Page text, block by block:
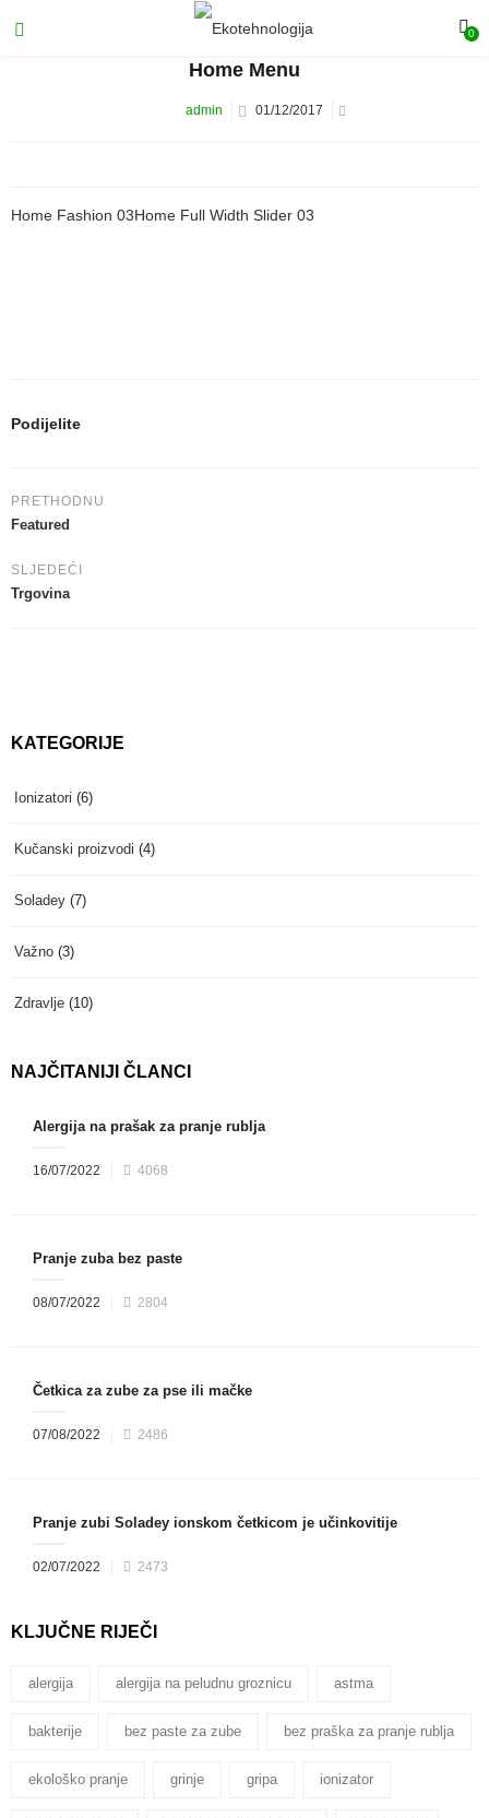
0
Home Menu
admin 01/12/2017
Home Fashion 03Home Full Width Slider 03
Podijelite
PRETHODNU
Featured
SLJEDEĆI
Trgovina
KATEGORIJE
Ionizatori (6)
Kučanski proizvodi (4)
Soladey (7)
Važno (3)
Zdravlje (10)
NAJČITANIJI ČLANCI
Alergija na prašak za pranje rublja
16/07/2022 4068
Pranje zuba bez paste
08/07/2022 2804
Četkica za zube za pse ili mačke
07/08/2022 2486
Pranje zubi Soladey ionskom četkicom je učinkovitije
02/07/2022 2473
KLJUČNE RIJEČI
alergija alergija na peludnu groznicu astma
bakterije bez paste za zube bez praška za pranje rublja
ekološko pranje grinje gripa ionizator